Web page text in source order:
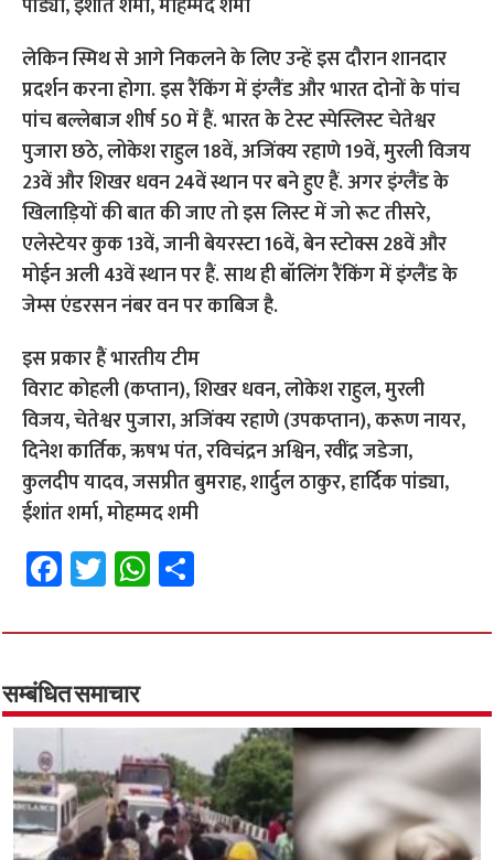
लेकिन स्मिथ से आगे निकलने के लिए उन्हें इस दौरान शानदार
प्रदर्शन करना होगा. इस रैंकिंग में इंग्लैंड और भारत दोनों के पांच
पांच बल्लेबाज शीर्ष 50 में हैं. भारत के टेस्ट स्पेस्लिस्ट चेतेश्वर
पुजारा छठे, लोकेश राहुल 18वें, अजिंक्य रहाणे 19वें, मुरली विजय
23वें और शिखर धवन 24वें स्थान पर बने हुए हैं. अगर इंग्लैंड के
खिलाड़ियों की बात की जाए तो इस लिस्ट में जो रूट तीसरे,
एलेस्टेयर कुक 13वें, जानी बेयरस्टा 16वें, बेन स्टोक्स 28वें और
मोईन अली 43वें स्थान पर हैं. साथ ही बॉलिंग रैंकिंग में इंग्लैंड के
जेम्स एंडरसन नंबर वन पर काबिज है.
इस प्रकार हैं भारतीय टीम
विराट कोहली (कप्तान), शिखर धवन, लोकेश राहुल, मुरली
विजय, चेतेश्वर पुजारा, अजिंक्य रहाणे (उपकप्तान), करूण नायर,
दिनेश कार्तिक, ऋषभ पंत, रविचंद्रन अश्विन, रवींद्र जडेजा,
कुलदीप यादव, जसप्रीत बुमराह, शार्दुल ठाकुर, हार्दिक पांड्या,
ईशांत शर्मा, मोहम्मद शमी
Fa
ce
b
o
o
k
T
wi
tt
er
W
h
at
p
p
ar
सम्बंधित समाचार